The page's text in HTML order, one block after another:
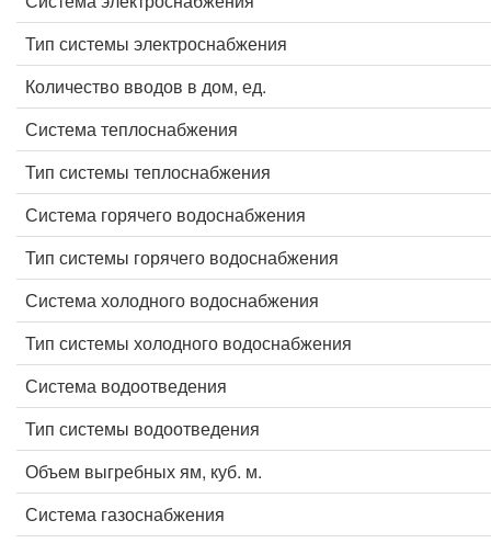
Тип системы электроснабжения
Количество вводов в дом, ед.
Система теплоснабжения
Тип системы теплоснабжения
Система горячего водоснабжения
Тип системы горячего водоснабжения
Система холодного водоснабжения
Тип системы холодного водоснабжения
Система водоотведения
Тип системы водоотведения
Объем выгребных ям, куб. м.
Система газоснабжения